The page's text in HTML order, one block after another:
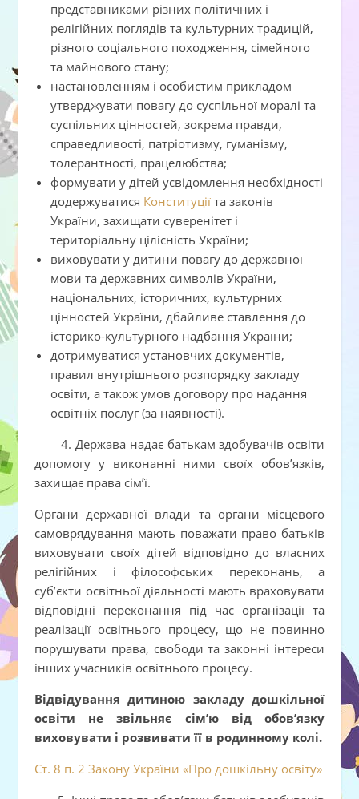
представниками різних політичних і
релігійних поглядів та культурних традицій,
різного соціального походження, сімейного
та майнового стану;
настановленням і особистим прикладом
утверджувати повагу до суспільної моралі та
суспільних цінностей, зокрема правди,
справедливості, патріотизму, гуманізму,
толерантності, працелюбства;
формувати у дітей усвідомлення необхідності
додержуватися Конституції та законів
України, захищати суверенітет і
територіальну цілісність України;
виховувати у дитини повагу до державної
мови та державних символів України,
національних, історичних, культурних
цінностей України, дбайливе ставлення до
історико-культурного надбання України;
дотримуватися установчих документів,
правил внутрішнього розпорядку закладу
освіти, а також умов договору про надання
освітніх послуг (за наявності).
4. Держава надає батькам здобувачів освіти
допомогу у виконанні ними своїх обов’язків,
захищає права сім’ї.
Органи державної влади та органи місцевого
самоврядування мають поважати право батьків
виховувати своїх дітей відповідно до власних
релігійних і філософських переконань, а
суб’єкти освітньої діяльності мають враховувати
відповідні переконання під час організації та
реалізації освітнього процесу, що не повинно
порушувати права, свободи та законні інтереси
інших учасників освітнього процесу.
Відвідування дитиною закладу дошкільної
освіти не звільняє сім’ю від обов’язку
виховувати і розвивати її в родинному колі.
Ст. 8 п. 2 Закону України «Про дошкільну освіту»